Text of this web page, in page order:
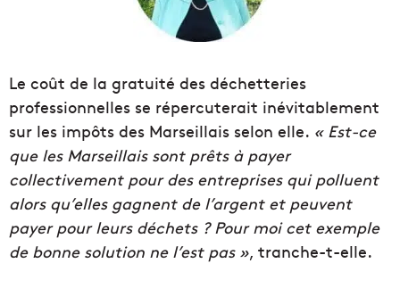
Le coût de la gratuité des déchetteries
professionnelles se répercuterait inévitablement
sur les impôts des Marseillais selon elle. « Est-ce
que les Marseillais sont prêts à payer
collectivement pour des entreprises qui polluent
alors qu’elles gagnent de l’argent et peuvent
payer pour leurs déchets ? Pour moi cet exemple
de bonne solution ne l’est pas », tranche-t-elle.